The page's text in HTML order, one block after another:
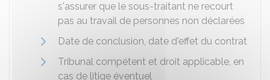
s'assurer que le sous-traitant ne recourt
pas au travail de personnes non déclarées
Date de conclusion, date d'effet du contrat
Tribunal compétent et droit applicable, en
cas de litige éventuel